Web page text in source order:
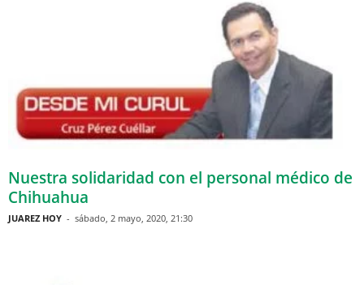
Nuestra solidaridad con el personal médico de
Chihuahua
JUAREZ HOY - sábado, 2 mayo, 2020, 21:30